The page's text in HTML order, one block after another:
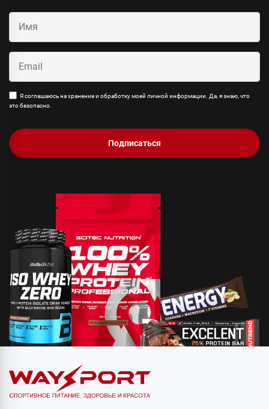
Я соглашаюсь на хранение и обработку моей личной информации. Да, я знаю, что
это безопасно.
Подписаться